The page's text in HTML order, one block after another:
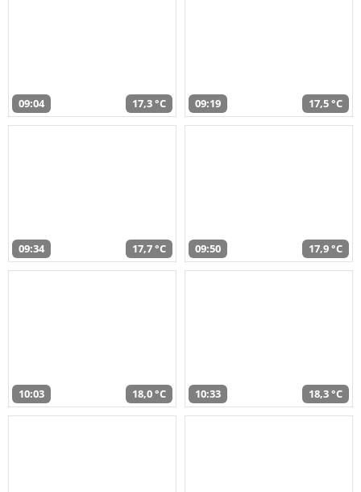
09:04 17,3 °C 09:19 17,5 °C
09:34 17,7 °C 09:50 17,9 °C
10:03 18,0 °C 10:33 18,3 °C